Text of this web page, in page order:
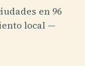
en 96
local —